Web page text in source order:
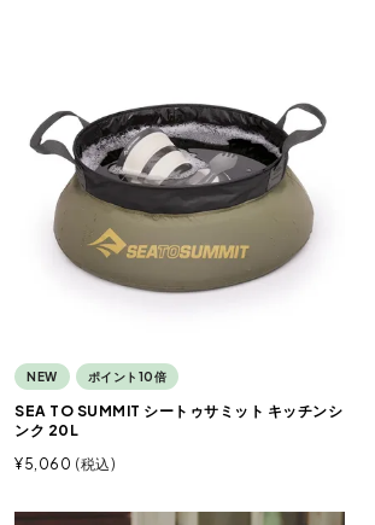
NEW ポイント10倍
SEA TO SUMMIT シートゥサミット キッチンシ
ンク 20L
¥5,060 税込